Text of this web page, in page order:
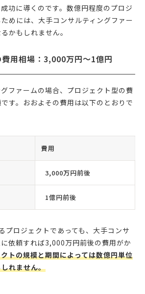
功に導くのです。数億円程度のプロジ
めには、大手コンサルティングファー
かもしれません。
用相場：3,000万円〜1億円
ファームの場合、プロジェクト型の費
す。おおよその費用は以下のとおりで
費用
3,000万円前後
1億円前後
プロジェクトであっても、大手コンサ
依頼すれば3,000万円前後の費用がか
トの規模と期間によっては数億円単位
れません。